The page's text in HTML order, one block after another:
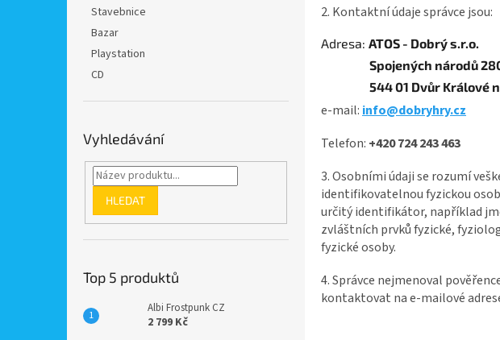
Stavebnice
Bazar
Playstation
CD
Vyhledávání
HLEDAT
Top 5 produktů
Albi Frostpunk CZ
2 799 Kč
2. Kontaktní údaje správce jsou:
Adresa: ATOS - Dobrý s.r.o.
Spojených národů
544 01 Dvůr Králové
e-mail: info@dobryhry.cz
Telefon: +420 724 243 463
3. Osobními údaji se rozumí
identifikovatelnou fyzickou
určitý identifikátor, například
zvláštních prvků fyzické,
fyzické osoby.
4. Správce nejmenoval
kontaktovat na e-mailové